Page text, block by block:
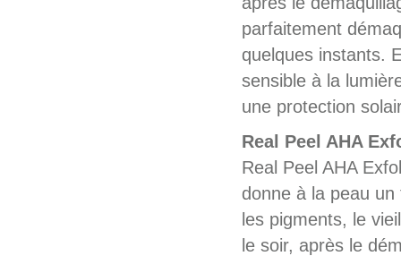
parfaitement
quelques instants.
sensible à la
une protection
Real Peel AHA
Real Peel AHA
donne à la peau
les pigments, le
le soir, après le